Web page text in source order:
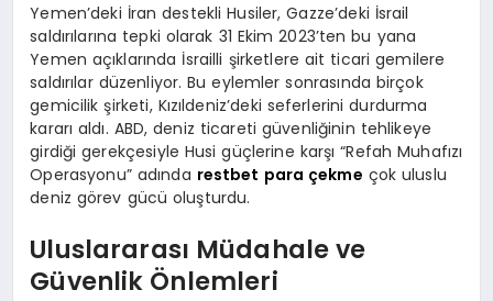
Yemen’deki İran destekli Husiler, Gazze’deki İsrail
saldırılarına tepki olarak 31 Ekim 2023’ten bu yana
Yemen açıklarında İsrailli şirketlere ait ticari gemilere
saldırılar düzenliyor. Bu eylemler sonrasında birçok
gemicilik şirketi, Kızıldeniz’deki seferlerini durdurma
kararı aldı. ABD, deniz ticareti güvenliğinin tehlikeye
girdiği gerekçesiyle Husi güçlerine karşı “Refah Muhafızı
Operasyonu” adında restbet para çekme çok uluslu
deniz görev gücü oluşturdu.
Uluslararası Müdahale ve
Güvenlik Önlemleri